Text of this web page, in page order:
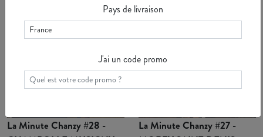
commune bourguignonne située
sur la "Route des Grands Crus"
en Côte d'Or. S ...Voir
parler de Vougeot, ce petit
village aux grandes appellations
mondial ...Voir
La Minute Chanzy #28 -
La Minute Chanzy #27 -
Pays de livraison
J'ai un code promo